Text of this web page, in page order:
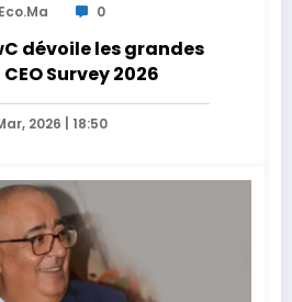
0
dévoile les grandes
Survey 2026
2026 | 18:50